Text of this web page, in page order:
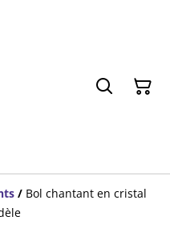
/ Bol chantant en cristal